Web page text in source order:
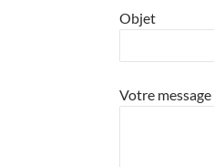
Objet
Votre message